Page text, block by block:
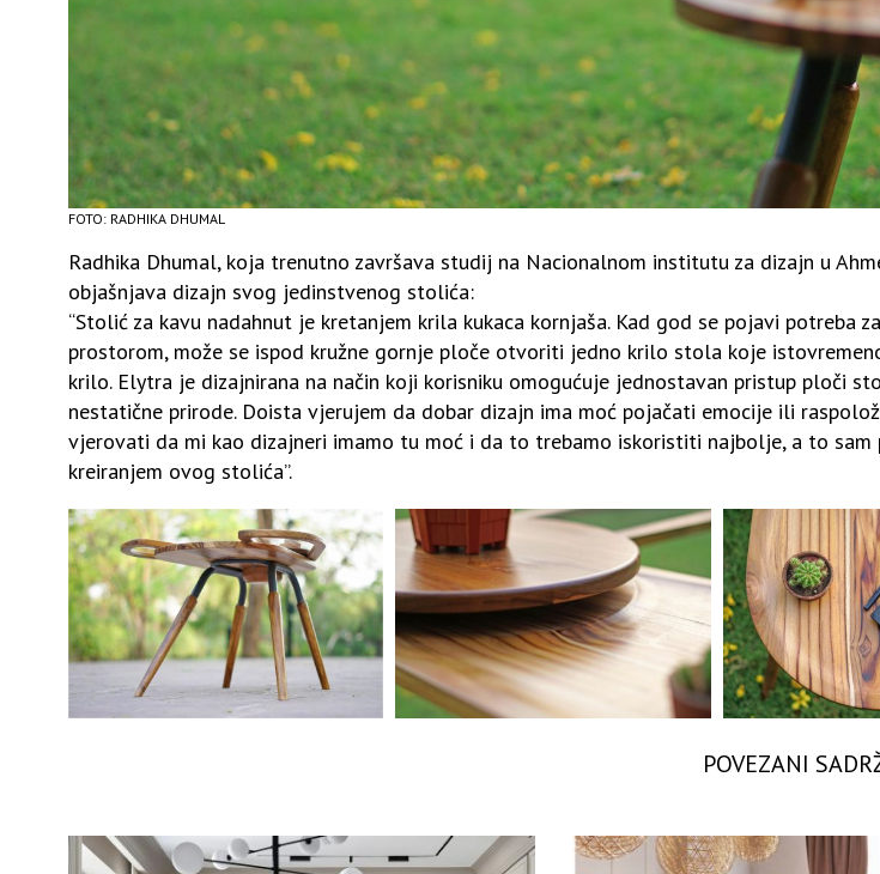
FOTO: RADHIKA DHUMAL
Radhika Dhumal, koja trenutno završava studij na Nacionalnom institutu za dizajn u
objašnjava dizajn svog jedinstvenog stolića:
“Stolić za kavu nadahnut je kretanjem krila kukaca kornjaša. Kad god se pojavi potreba
prostorom, može se ispod kružne gornje ploče otvoriti jedno krilo stola koje
krilo. Elytra je dizajnirana na način koji korisniku omogućuje jednostavan pristup ploči
nestatične prirode. Doista vjerujem da dobar dizajn ima moć pojačati emocije ili
vjerovati da mi kao dizajneri imamo tu moć i da to trebamo iskoristiti najbolje, a to sam
kreiranjem ovog stolića”.
POVEZANI